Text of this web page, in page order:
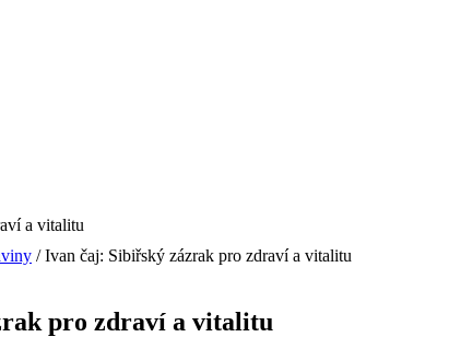
/ Ivan čaj: Sibiřský zázrak pro zdraví a vitalitu
pro zdraví a vitalitu